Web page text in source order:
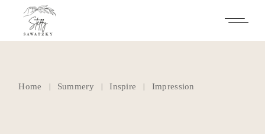
content
Home Summery Inspire Impression